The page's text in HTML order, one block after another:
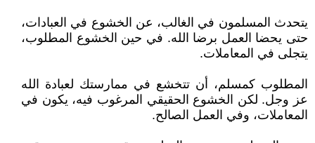
يتحدث المسلمون في الغالب، عن الخشوع في العبادات،
حتى يحضا العمل برضا الله. في حين الخشوع المطلوب،
يتجلى في المعاملات.
المطلوب كمسلم، أن تتخشع في ممارستك لعبادة الله
عز وجل. لكن الخشوع الحقيقي المرغوب فيه، يكون في
المعاملات، وفي العمل الصالح.